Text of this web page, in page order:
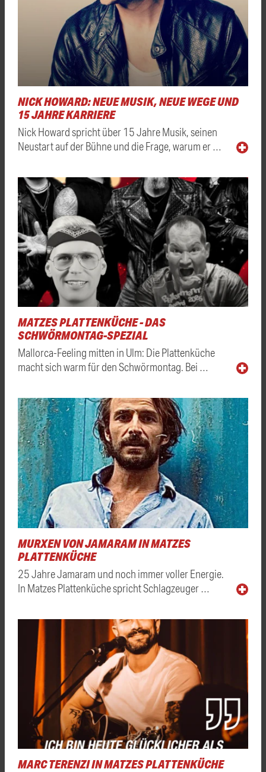
NICK HOWARD: NEUE MUSIK, NEUE WEGE UND
15 JAHRE KARRIERE
Nick Howard spricht über 15 Jahre Musik, seinen
Neustart auf der Bühne und die Frage, warum er …
MATZES PLATTENKÜCHE - DAS
SCHWÖRMONTAG-SPEZIAL
Mallorca-Feeling mitten in Ulm: Die Plattenküche
macht sich warm für den Schwörmontag. Bei …
MURXEN VON JAMARAM IN MATZES
PLATTENKÜCHE
25 Jahre Jamaram und noch immer voller Energie.
In Matzes Plattenküche spricht Schlagzeuger …
MARC TERENZI IN MATZES PLATTENKÜCHE